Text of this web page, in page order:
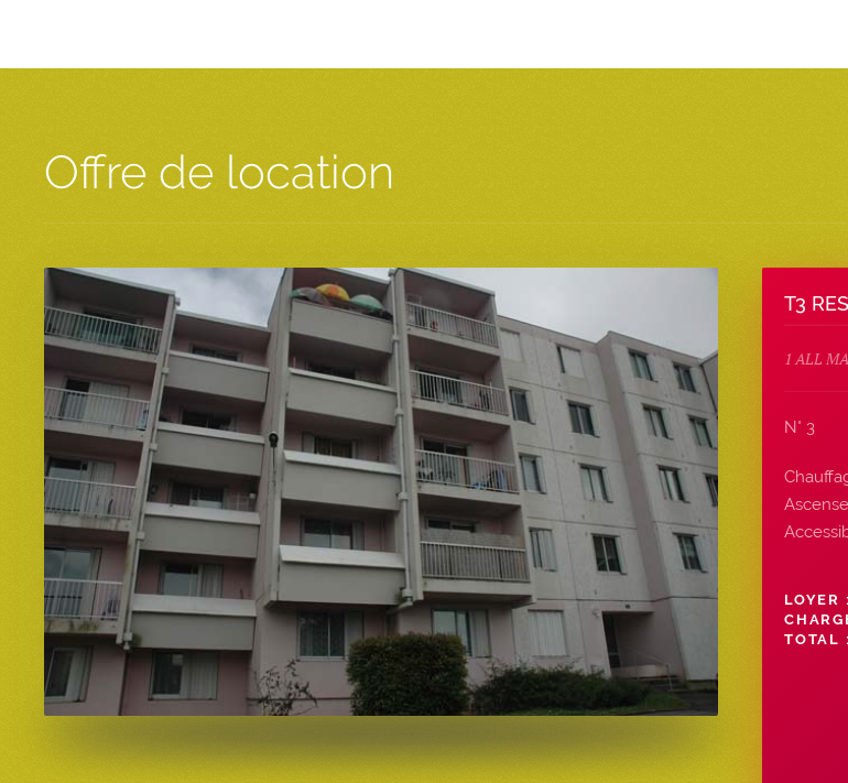
Offre de location
T3
1 ALL
N° 3
TOTAL